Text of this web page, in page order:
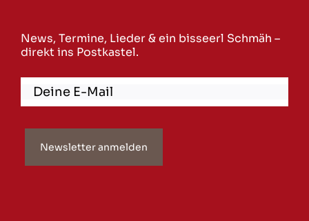
News, Termine, Lieder & ein bisseerl Schmäh –
direkt ins Postkastel.
Newsletter anmelden